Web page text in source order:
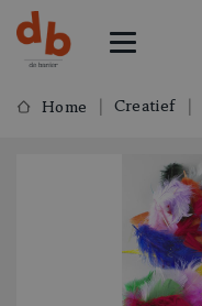
Home Creatief